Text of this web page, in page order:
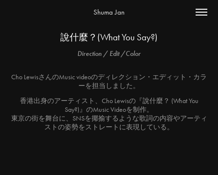
Shuma Jan
說什麼？(What You Say?)
Direction / Edit /Color
Cho LewisさんのMusic videoのディレクション・エディット・カラ
ーを担当しました。
香港出身のアーティスト、Cho Lewisの『說什麼？ (What You
Say?)』のMusic Videoを制作。
東京の街を舞台に、SNSを揶揄するような歌詞の内容やアーティ
ストの姿勢をストレートに表現している。